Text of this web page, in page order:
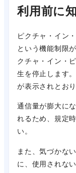
利用前に
ピクチャ・イン
という機能制限
クチャ・イン・
生を停止します
が表示されとお
通信量が膨大に
れるため、規定
い。
また、気づかな
に、使用されな